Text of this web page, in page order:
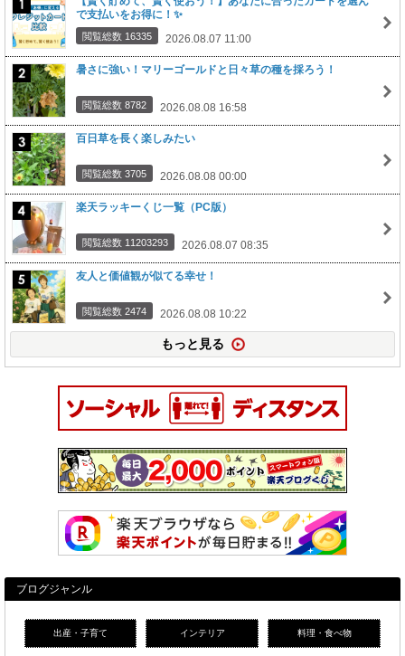
で支払いをお得に！✨
閲覧総数 16335 2026.08.07 11:00
暑さに強い！マリーゴールドと日々草の種を採ろう！
閲覧総数 8782 2026.08.08 16:58
百日草を長く楽しみたい
閲覧総数 3705 2026.08.08 00:00
楽天ラッキーくじ一覧（PC版）
閲覧総数 11203293 2026.08.07 08:35
友人と価値観が似てる幸せ！
閲覧総数 2474 2026.08.08 10:22
もっと見る
ブログジャンル
出産・子育て インテリア 料理・食べ物